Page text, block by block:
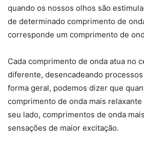
quando os nossos olhos são
de determinado comprimento de
corresponde um comprimento de
Cada comprimento de onda atua no
diferente, desencadeando
forma geral, podemos dizer que
comprimento de onda mais
seu lado, comprimentos de onda
sensações de maior excitação.